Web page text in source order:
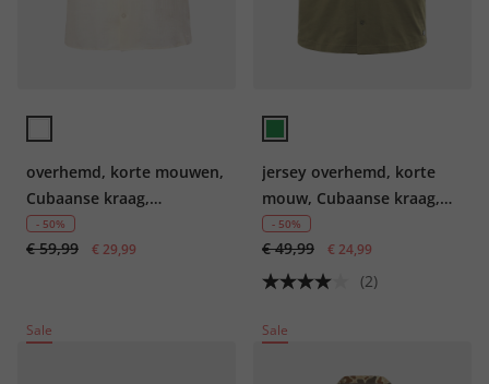
overhemd, korte mouwen,
Cubaanse kraag,
palmboommotief, boxy fit,
tot 8XL
- 50%
€ 59,99 € 29,99
jersey overhemd, korte
mouw, Cubaanse kraag,
Cuba fit, tot 8XL
- 50%
€ 49,99 € 24,99
(2)
Sale Sale